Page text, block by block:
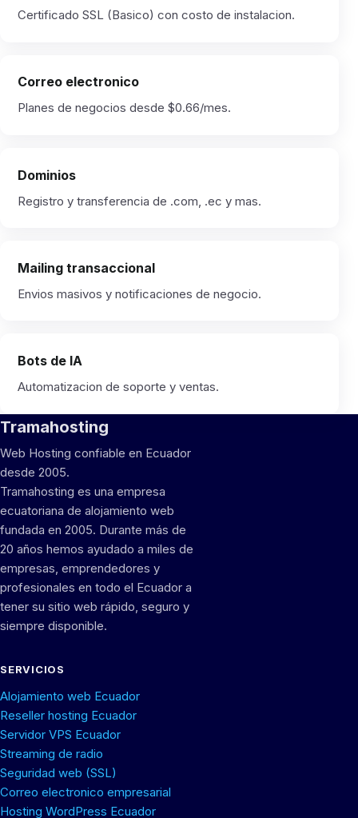
Certificado SSL (Basico) con costo de instalacion.
Correo electronico
Planes de negocios desde $0.66/mes.
Dominios
Registro y transferencia de .com, .ec y mas.
Mailing transaccional
Envios masivos y notificaciones de negocio.
Bots de IA
Automatizacion de soporte y ventas.
Tramahosting
Web Hosting confiable en Ecuador
desde 2005.
Tramahosting es una empresa
ecuatoriana de alojamiento web
fundada en 2005. Durante más de
20 años hemos ayudado a miles de
empresas, emprendedores y
profesionales en todo el Ecuador a
tener su sitio web rápido, seguro y
siempre disponible.
SERVICIOS
Alojamiento web Ecuador
Reseller hosting Ecuador
Servidor VPS Ecuador
Streaming de radio
Seguridad web (SSL)
Correo electronico empresarial
Hosting WordPress Ecuador